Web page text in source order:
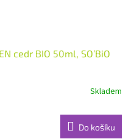
cedr BIO 50ml, SO’BiO
Skladem
Do košíku